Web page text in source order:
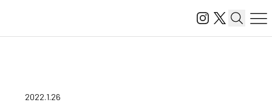
2022.1.26